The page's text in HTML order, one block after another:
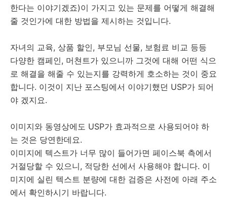
한다는 이야기겠죠)이 가지고 있는 문제를 어떻게 해결해
줄 것인가에 대한 방법을 제시하는 것입니다.
자녀의 교육, 상품 할인, 부모님 선물, 보험료 비교 등등
다양한 캠페인, 머쳔트가 있으니까 그것에 대해 어떤 식으
로 해결을 해줄 수 있는지를 강력하게 호소하는 것이 중요
합니다. 이것이 지난 포스팅에서 이야기했던 USP가 되어
야 겠지요.
이미지와 동영상에도 USP가 효과적으로 사용되어야 하
는 것은 당연한데요.
이미지에 텍스트가 너무 많이 들어가면 페이스북 측에서
거절당할 수 있으니, 적당한 선에서 사용해야 합니다. 이
미지에 실린 텍스트 분량에 대한 검증은 사전에 아래 주소
에서 확인하시기 바랍니다.